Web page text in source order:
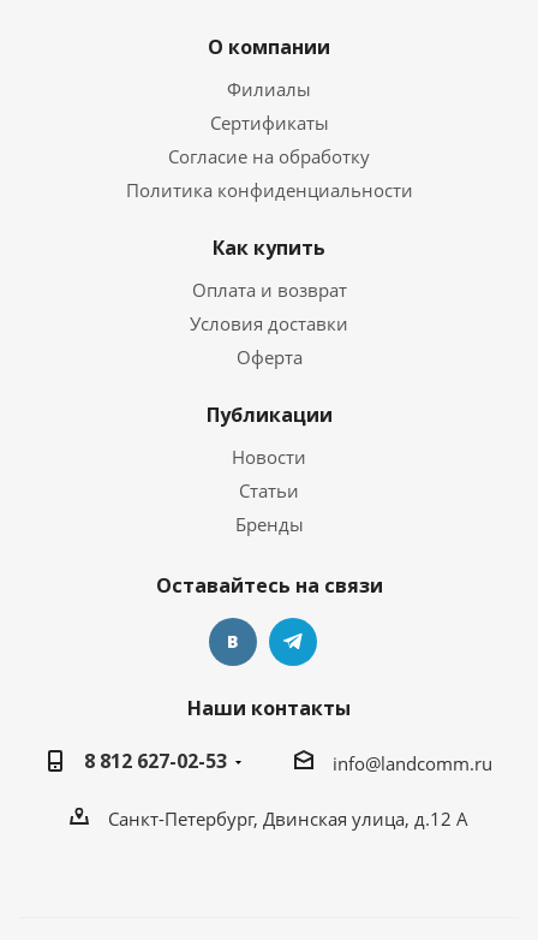
О компании
Филиалы
Сертификаты
Согласие на обработку
Политика конфиденциальности
Как купить
Оплата и возврат
Условия доставки
Оферта
Публикации
Новости
Статьи
Бренды
Оставайтесь на связи
Наши контакты
8 812 627-02-53
info@landcomm.ru
Санкт-Петербург, Двинская улица, д.12 А